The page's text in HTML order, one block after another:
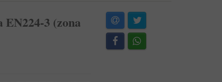
Cine-Teatro de Estarreja
Casa-Museu Solheiro Madureira
EN224-3 (zona